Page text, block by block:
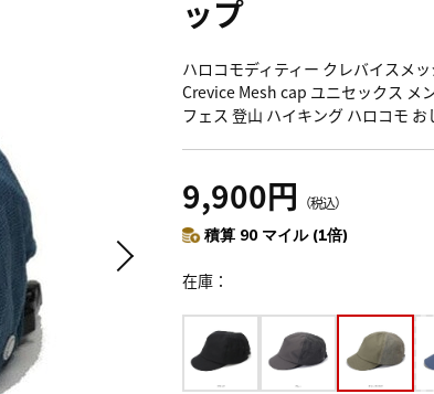
ップ
ハロコモディティー クレバイスメ
Crevice Mesh cap ユニセックス メ
フェス 登山 ハイキング ハロコモ
9,900円 （税込）
積算 90 マイル (1倍)
在庫